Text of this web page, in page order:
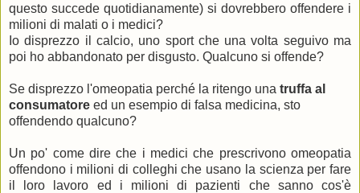
questo succede quotidianamente) si dovrebbero offendere i
milioni di malati o i medici?
Io disprezzo il calcio, uno sport che una volta seguivo ma
poi ho abbandonato per disgusto. Qualcuno si offende?
Se disprezzo l'omeopatia perché la ritengo una truffa al
consumatore ed un esempio di falsa medicina, sto
offendendo qualcuno?
Un po' come dire che i medici che prescrivono omeopatia
offendono i milioni di colleghi che usano la scienza per fare
il loro lavoro ed i milioni di pazienti che sanno cos'è